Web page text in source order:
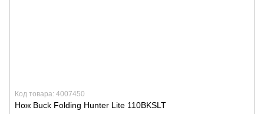
Код товара: 4007450
Нож Buck Folding Hunter Lite 110BKSLT